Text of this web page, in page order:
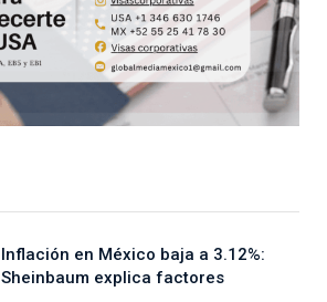
Inflación en México baja a 3.12%:
Sheinbaum explica factores